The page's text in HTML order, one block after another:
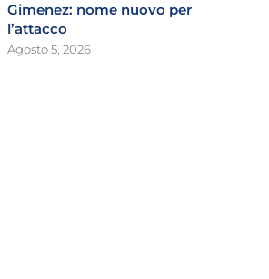
Gimenez: nome nuovo per
l’attacco
Agosto 5, 2026